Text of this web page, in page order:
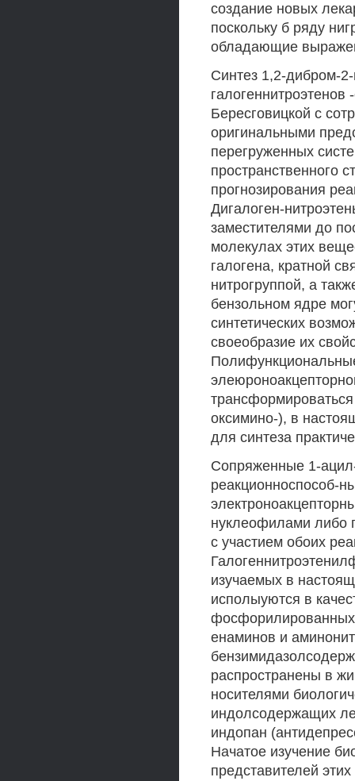
создание новых
поскольку б ряду
обладающие
Синтез 1,2-дибром-
Бересговицкой с
оригинальными
перегруженных
пространственного
прогнозирования
Дигалоген-
заместителями до
молекулах этих
галогена, кратной
нитрогруппой, а
бензольном ядре
синтетических
своеобразие их
оксимино-), в
для синтеза
Сопряженные 1-
реакционноспособ-
нуклеофилами либо
с участием обоих
изучаемых в
исполыуются в
фосфорилированных
енаминов и
распространены в
носителями
индолсодержащих
индопан
Начатое изучение
представителей